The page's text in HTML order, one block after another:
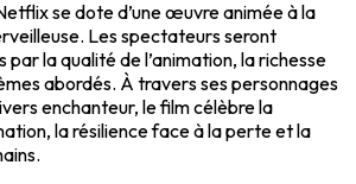
se dote d’une œuvre animée à la
Les spectateurs seront
la qualité de l’animation, la richesse
abordés. À travers ses personnages
enchanteur, le film célèbre la
la résilience face à la perte et la